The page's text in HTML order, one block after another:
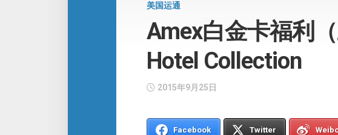
美国运通
Amex白金卡福利
Hotel Collection
2015年9月25日
Facebook Twitter